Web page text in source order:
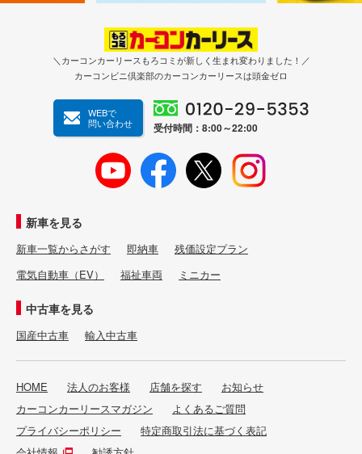
＼カーコンカーリースもろコミが新しく生まれ変わりました！／
カーコンビニ倶楽部のカーコンカーリースは頭金ゼロ
WEBで
問い合わせ
受付時間：8:00～22:00
新車を見る
新車一覧からさがす 即納車
残価設定プラン
電気自動車（EV）
福祉車両 ミニカー
中古車を見る
国産中古車 輸入中古車
HOME 法人のお客様 店舗を探す
お知らせ
カーコンカーリースマガジン
よくあるご質問
プライバシーポリシー
特定商取引法に基づく表記